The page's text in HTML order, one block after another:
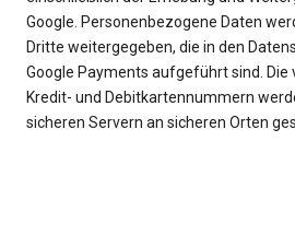
Google. Personenbezogene Daten
Dritte weitergegeben, die in den
Google Payments aufgeführt sind. Die
Kredit- und Debitkartennummern
sicheren Servern an sicheren Orten